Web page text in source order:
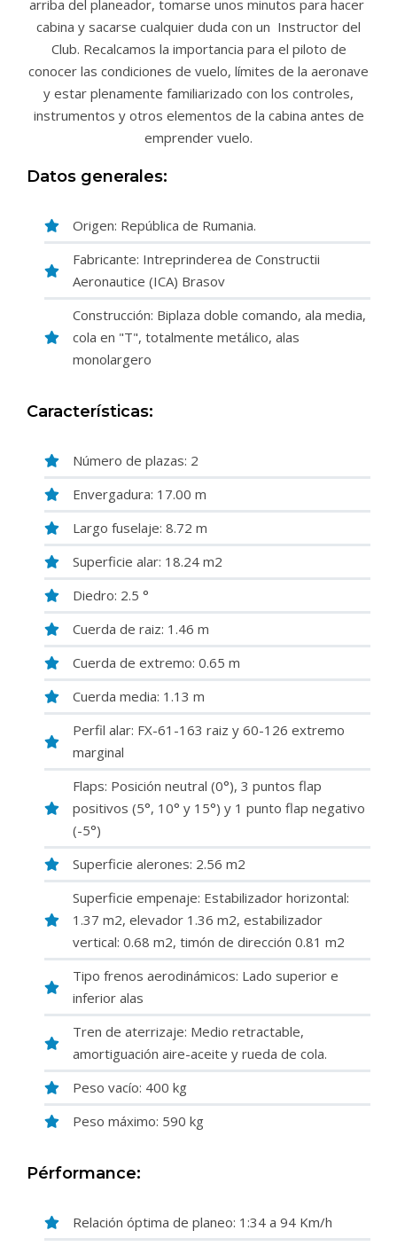
arriba del planeador, tomarse unos minutos para hacer
cabina y sacarse cualquier duda con un Instructor del
Club. Recalcamos la importancia para el piloto de
conocer las condiciones de vuelo, límites de la aeronave
y estar plenamente familiarizado con los controles,
instrumentos y otros elementos de la cabina antes de
emprender vuelo.
Datos generales:
Origen: República de Rumania.
Fabricante: Intreprinderea de Constructii
Aeronautice (ICA) Brasov
Construcción: Biplaza doble comando, ala media,
cola en "T", totalmente metálico, alas
monolargero
Características:
Número de plazas: 2
Envergadura: 17.00 m
Largo fuselaje: 8.72 m
Superficie alar: 18.24 m2
Diedro: 2.5 °
Cuerda de raiz: 1.46 m
Cuerda de extremo: 0.65 m
Cuerda media: 1.13 m
Perfil alar: FX-61-163 raiz y 60-126 extremo
marginal
Flaps: Posición neutral (0°), 3 puntos flap
positivos (5°, 10° y 15°) y 1 punto flap negativo
(-5°)
Superficie alerones: 2.56 m2
Superficie empenaje: Estabilizador horizontal:
1.37 m2, elevador 1.36 m2, estabilizador
vertical: 0.68 m2, timón de dirección 0.81 m2
Tipo frenos aerodinámicos: Lado superior e
inferior alas
Tren de aterrizaje: Medio retractable,
amortiguación aire-aceite y rueda de cola.
Peso vacío: 400 kg
Peso máximo: 590 kg
Pérformance:
Relación óptima de planeo: 1:34 a 94 Km/h